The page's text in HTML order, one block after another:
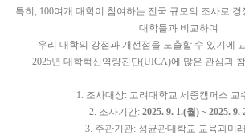
특히, 100여개 대학이 참여하는 전국 규모의 조사로
대학들과 비교하여
우리 대학의 강점과 개선점을 도출할 수 있기에
2025년 대학혁신역량진단(UICA)에 많은 관심과
1. 조사대상: 고려대학교 세종캠퍼스 교
2. 조사기간: 2025. 9. 1.(월) ~ 2025. 9.
3. 주관기관: 성균관대학교 교육과미